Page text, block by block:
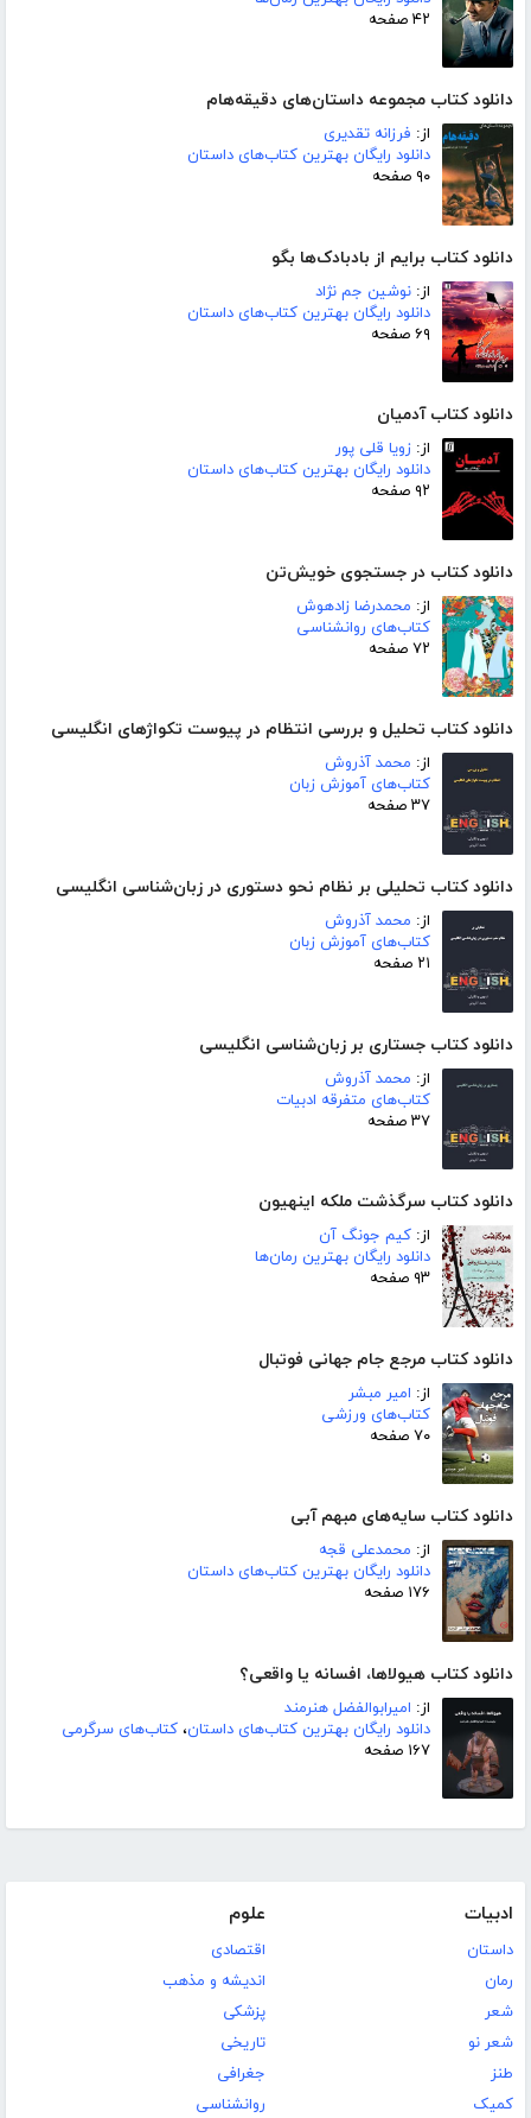
۴۲ صفحه
دانلود کتاب مجموعه داستان‌های دقیقه‌هام
از: فرزانه تقدیری
دانلود رایگان بهترین کتاب‌های داستان
۹۰ صفحه
دانلود کتاب برایم از بادبادک‌ها بگو
از: نوشین جم نژاد
دانلود رایگان بهترین کتاب‌های داستان
۶۹ صفحه
دانلود کتاب آدمیان
از: زویا قلی پور
دانلود رایگان بهترین کتاب‌های داستان
۹۲ صفحه
دانلود کتاب در جستجوی خویش‌تن
از: محمدرضا زادهوش
کتاب‌های روانشناسی
۷۲ صفحه
دانلود کتاب تحلیل و بررسی انتظام در پیوست تکواژهای انگلیسی
از: محمد آذروش
کتاب‌های آموزش زبان
۳۷ صفحه
دانلود کتاب تحلیلی بر نظام نحو دستوری در زبان‌شناسی انگلیسی
از: محمد آذروش
کتاب‌های آموزش زبان
۲۱ صفحه
دانلود کتاب جستاری بر زبان‌شناسی انگلیسی
از: محمد آذروش
کتاب‌های متفرقه ادبیات
۳۷ صفحه
دانلود کتاب سرگذشت ملکه اینهیون
از: کیم جونگ آن
دانلود رایگان بهترین رمان‌ها
۹۳ صفحه
دانلود کتاب مرجع جام جهانی فوتبال
از: امیر مبشر
کتاب‌های ورزشی
۷۰ صفحه
دانلود کتاب سایه‌های مبهم آبی
از: محمدعلی قجه
دانلود رایگان بهترین کتاب‌های داستان
۱۷۶ صفحه
دانلود کتاب هیولاها، افسانه یا واقعی؟
از: امیرابوالفضل هنرمند
دانلود رایگان بهترین کتاب‌های داستان، کتاب‌های سرگرمی
۱۶۷ صفحه
ادبیات
داستان
رمان
شعر
شعر نو
طنز
کمیک
علوم
اقتصادی
اندیشه و مذهب
پزشکی
تاریخی
جغرافی
روانشناسی